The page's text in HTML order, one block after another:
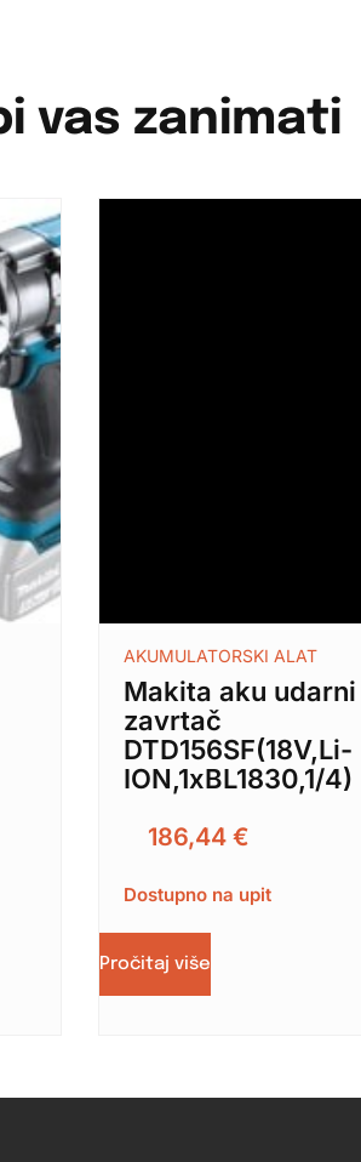
vas zanimati
AKUMULATORSKI ALAT
Makita aku udarni
zavrtač
DTD156SF(18V,Li-
ION,1xBL1830,1/4)
186,44 €
Dostupno na upit
Pročitaj više